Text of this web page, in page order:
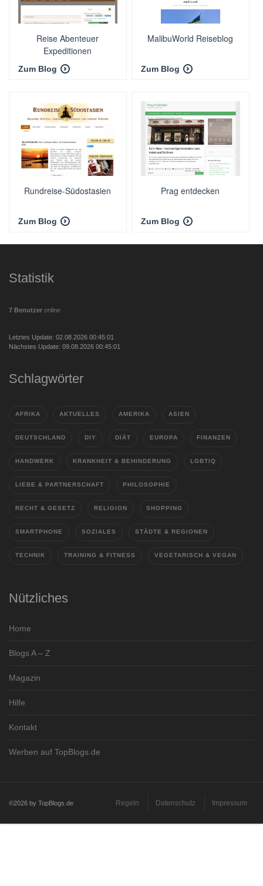
Reise Abenteuer
Expeditionen
Zum Blog
MalibuWorld Reiseblog
Zum Blog
Rundreise-Südostasien
Zum Blog
Prag entdecken
Zum Blog
Statistik
7 Benutzer online
Letztes Update: 02.08.2026 00:45:01
Nächstes Update: 09.08.2026 00:45:01
Schlagwörter
AFRIKA AKTUELLES AMERIKA ASIEN
DEUTSCHLAND DIY DIÄT EUROPA FINANZEN
HANDWERK KRANKHEIT & BEHINDERUNG LGBTIQ
LIEBE & PARTNERSCHAFT PHILOSOPHIE
RECHT & GESETZ RELIGION SHOPPING
SMARTPHONE SOZIALES STÄDTE & REGIONEN
TECHNIK TRAINING & FITNESS VEGETARISCH & VEGAN
Nützliches
Home
Blogs A – Z
Magazin
Hilfe
Kontakt
Werben auf TopBlogs.de
©2026 by TopBlogs.de Regeln Datenschutz Impressum